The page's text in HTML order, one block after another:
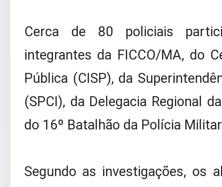
Cerca de 80 policiais
integrantes da FICCO/MA, do
Pública (CISP), da
(SPCI), da Delegacia Regional
do 16º Batalhão da Polícia
Segundo as investigações, os